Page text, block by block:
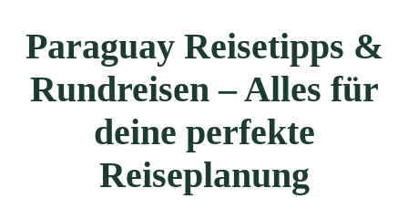
Paraguay Reisetipps &
Rundreisen – Alles für
deine perfekte
Reiseplanung